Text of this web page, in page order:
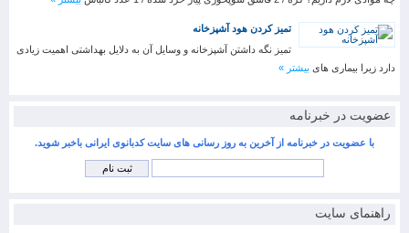
تمیز کردن هود آشپزخانه
تمیز نگه داشتن آشپزخانه و وسایل آن به دلایل بهداشتی اهمیت زیادی
دارد زیرا بیماری های بیشتر »
عضویت در خبرنامه
با عضویت در خبرنامه از آخرین به روز رسانی های سایت کدبانوی ایرانی باخبر شوید.
راهنمای سایت